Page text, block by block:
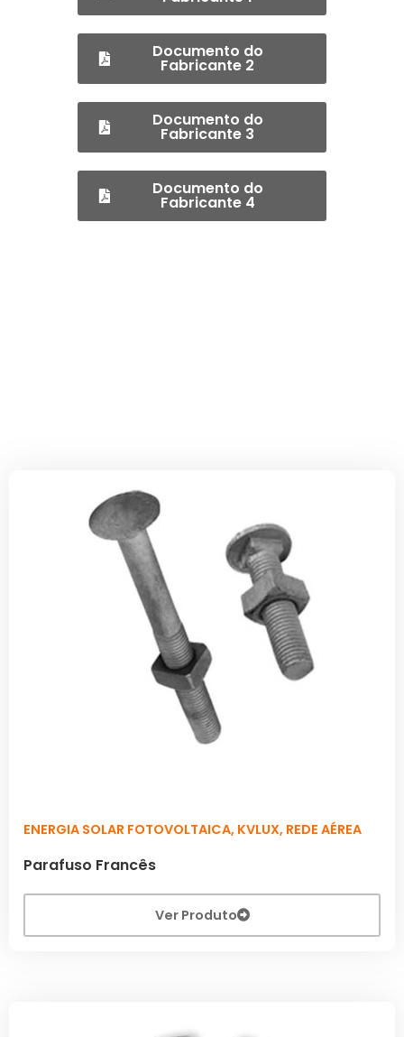
Documento do
Fabricante 2
Documento do
Fabricante 3
Documento do
Fabricante 4
ENERGIA SOLAR FOTOVOLTAICA, KVLUX, REDE AÉREA
Parafuso Francês
Ver Produto